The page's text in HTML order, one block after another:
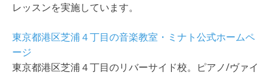
レッスンを実施しています。
東京都港区芝浦４丁目の音楽教室・ミナト公式ホームペ
ージ
東京都港区芝浦４丁目のリバーサイド校。ピアノ/ヴァイ